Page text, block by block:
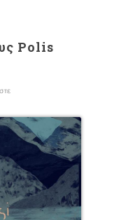
Polis